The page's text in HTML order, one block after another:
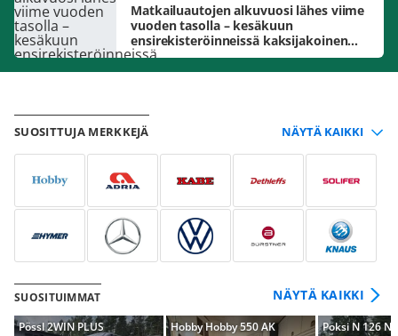
SUOSITTUJA MERKKEJÄ
SUOSITUIMMAT NÄYTÄ KAIKKI
Pössl 2WIN PLUS Hobby Hobby 550 AK Poksi N 126
Matkailuautojen alkuvuosi lähes viime
vuoden tasolla – kesäkuun
ensirekisteröinneissä kaksijakoinen
markkinakuva